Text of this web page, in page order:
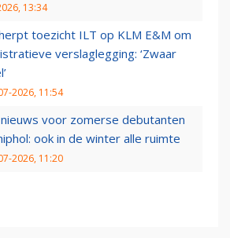
13:34
toezicht ILT op KLM E&M om
verslaglegging: ‘Zwaar
2026, 11:54
voor zomerse debutanten
ook in de winter alle ruimte
2026, 11:20